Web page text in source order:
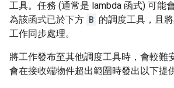
工具。任務 (通常是 lambda 函式) 可能
為該函式已於下方 B 的調度工具，且
工作同步處理。
將工作發布至其他調度工具時，會較難
會在接收端物件超出範圍時發出以下提